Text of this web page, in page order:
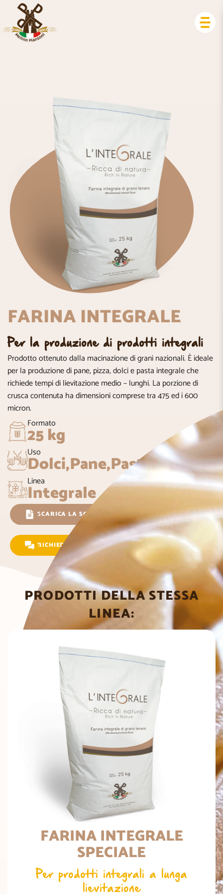
FARINA INTEGRALE
Per la produzione di prodotti integrali
Prodotto ottenuto dalla macinazione di grani nazionali. È ideale
per la produzione di pane, pizza, dolci e pasta integrale che
richiede tempi di lievitazione medio – lunghi. La porzione di
crusca contenuta ha dimensioni comprese tra 475 ed i 600
micron.
Formato
25 kg
Uso
Dolci,Pane,Pasta,Pizza
Linea
Integrale
SCARICA LA SCHEDA TECNICA
RICHIEDI INFORMAZIONI
PRODOTTI DELLA STESSA
LINEA:
FARINA INTEGRALE
SPECIALE
Per prodotti integrali a lunga
lievitazione